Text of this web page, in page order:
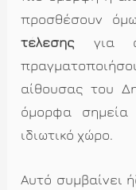
προσθέσουν
τέλεσης για
αίθουσας του
όμορφα
ιδιωτικό χώρο.
Αυτό συμβαίνει